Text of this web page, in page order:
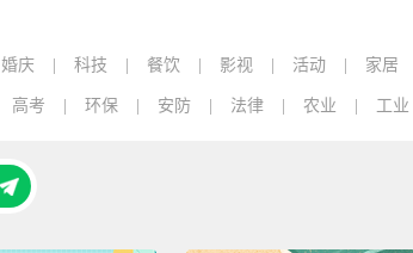
婚庆 科技 餐饮 影视 活动 家居
高考 环保 安防 法律 农业 工业